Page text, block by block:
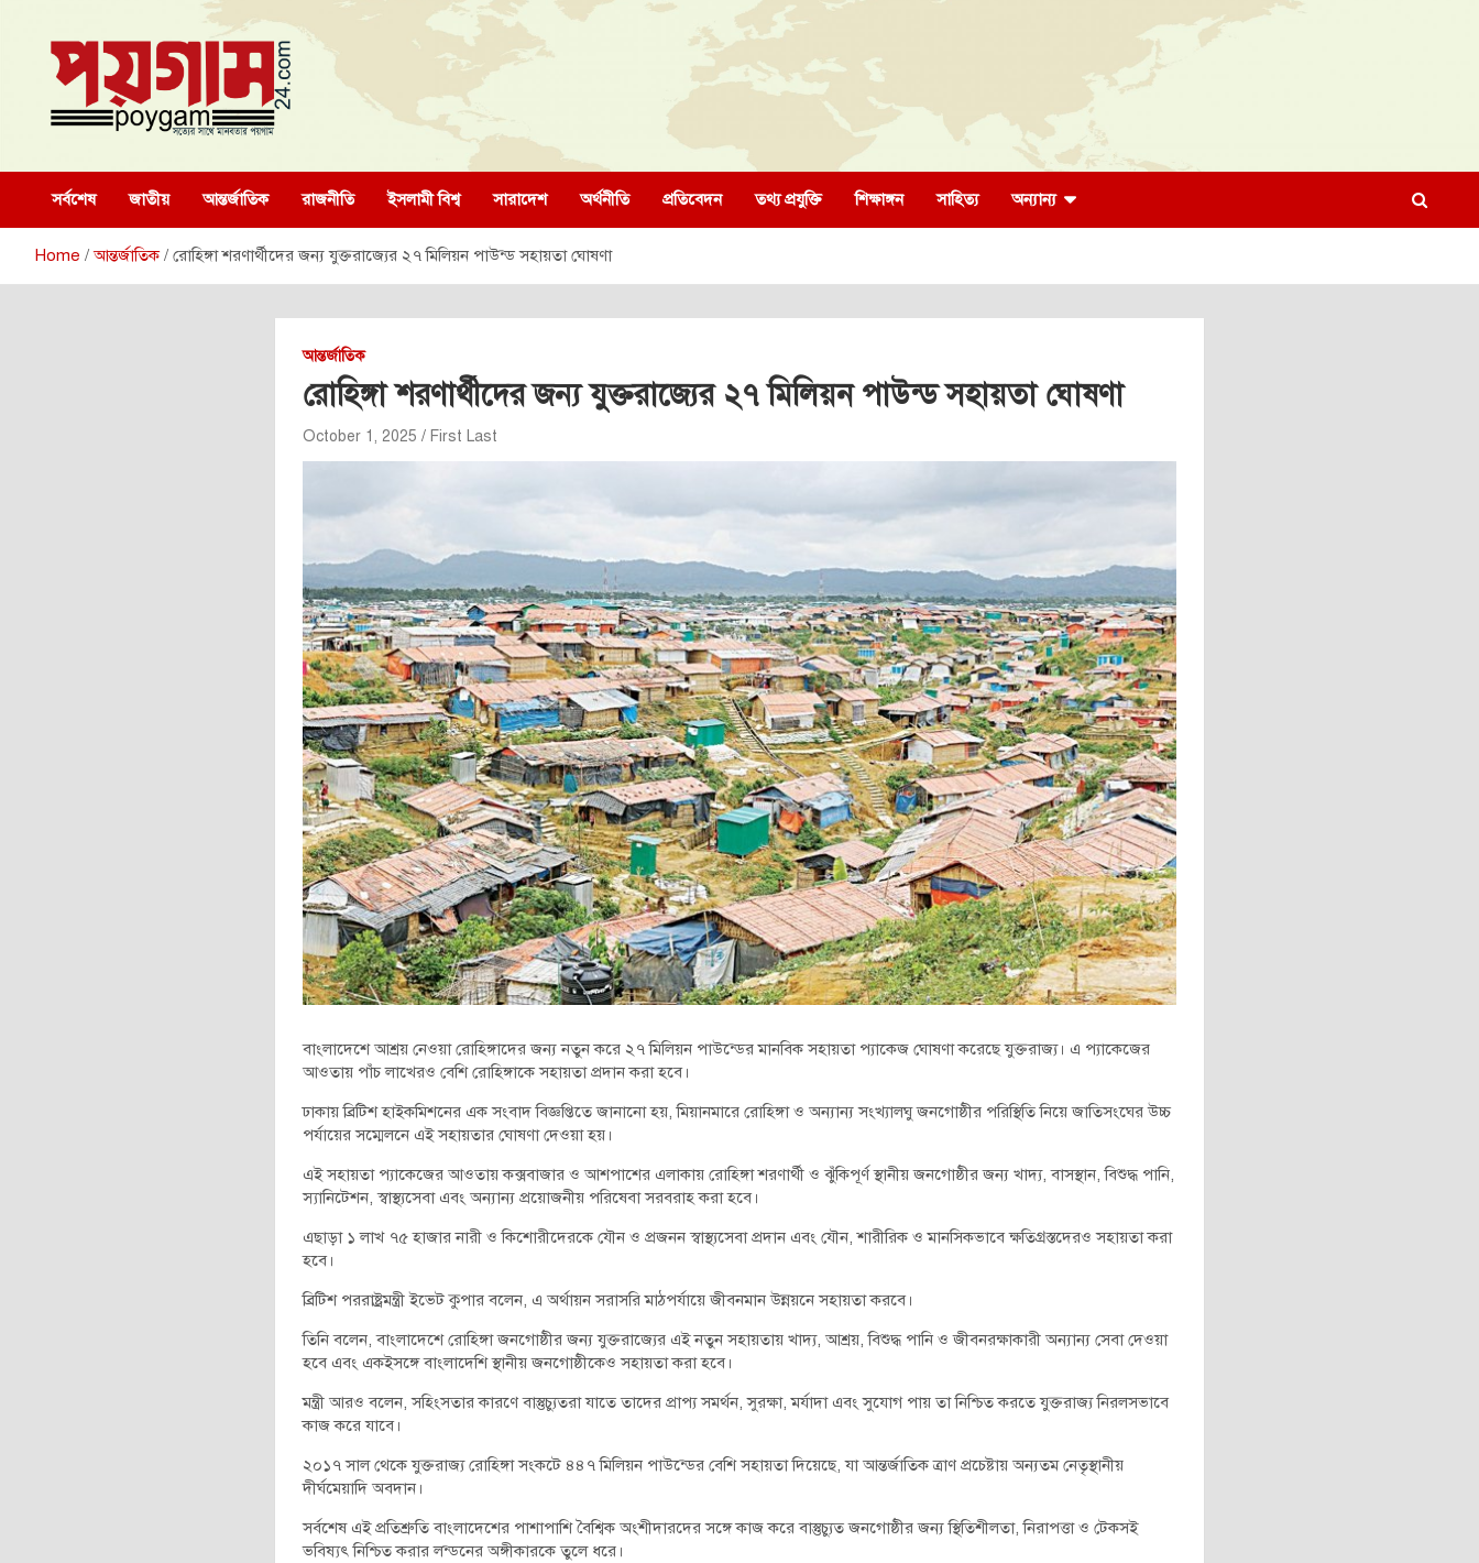
content
poygam24.com
সর্বশেষ জাতীয় আন্তর্জাতিক রাজনীতি ইসলামী বিশ্ব সারাদেশ অর্থনীতি প্রতিবেদন তথ্য প্রযুক্তি শিক্ষাঙ্গন সাহিত্য অন্যান্য
Home আন্তর্জাতিক রোহিঙ্গা শরণার্থীদের জন্য যুক্তরাজ্যের ২৭ মিলিয়ন পাউন্ড সহায়তা ঘোষণা
আন্তর্জাতিক
রোহিঙ্গা শরণার্থীদের জন্য যুক্তরাজ্যের ২৭ মিলিয়ন পাউন্ড সহায়তা ঘোষণা
October 1, 2025 First Last
বাংলাদেশে আশ্রয় নেওয়া রোহিঙ্গাদের জন্য নতুন করে ২৭ মিলিয়ন পাউন্ডের মানবিক সহায়তা প্যাকেজ ঘোষণা করেছে যুক্তরাজ্য। এ প্যাকেজের
আওতায় পাঁচ লাখেরও বেশি রোহিঙ্গাকে সহায়তা প্রদান করা হবে।
ঢাকায় ব্রিটিশ হাইকমিশনের এক সংবাদ বিজ্ঞপ্তিতে জানানো হয়, মিয়ানমারে রোহিঙ্গা ও অন্যান্য সংখ্যালঘু জনগোষ্ঠীর পরিস্থিতি নিয়ে জাতিসংঘের উচ্চ
পর্যায়ের সম্মেলনে এই সহায়তার ঘোষণা দেওয়া হয়।
এই সহায়তা প্যাকেজের আওতায় কক্সবাজার ও আশপাশের এলাকায় রোহিঙ্গা শরণার্থী ও ঝুঁকিপূর্ণ স্থানীয় জনগোষ্ঠীর জন্য খাদ্য, বাসস্থান, বিশুদ্ধ পানি,
স্যানিটেশন, স্বাস্থ্যসেবা এবং অন্যান্য প্রয়োজনীয় পরিষেবা সরবরাহ করা হবে।
এছাড়া ১ লাখ ৭৫ হাজার নারী ও কিশোরীদেরকে যৌন ও প্রজনন স্বাস্থ্যসেবা প্রদান এবং যৌন, শারীরিক ও মানসিকভাবে ক্ষতিগ্রস্তদেরও সহায়তা করা
হবে।
ব্রিটিশ পররাষ্ট্রমন্ত্রী ইভেট কুপার বলেন, এ অর্থায়ন সরাসরি মাঠপর্যায়ে জীবনমান উন্নয়নে সহায়তা করবে।
তিনি বলেন, বাংলাদেশে রোহিঙ্গা জনগোষ্ঠীর জন্য যুক্তরাজ্যের এই নতুন সহায়তায় খাদ্য, আশ্রয়, বিশুদ্ধ পানি ও জীবনরক্ষাকারী অন্যান্য সেবা দেওয়া
হবে এবং একইসঙ্গে বাংলাদেশি স্থানীয় জনগোষ্ঠীকেও সহায়তা করা হবে।
মন্ত্রী আরও বলেন, সহিংসতার কারণে বাস্তুচ্যুতরা যাতে তাদের প্রাপ্য সমর্থন, সুরক্ষা, মর্যাদা এবং সুযোগ পায় তা নিশ্চিত করতে যুক্তরাজ্য নিরলসভাবে
কাজ করে যাবে।
২০১৭ সাল থেকে যুক্তরাজ্য রোহিঙ্গা সংকটে ৪৪৭ মিলিয়ন পাউন্ডের বেশি সহায়তা দিয়েছে, যা আন্তর্জাতিক ত্রাণ প্রচেষ্টায় অন্যতম নেতৃস্থানীয়
দীর্ঘমেয়াদি অবদান।
সর্বশেষ এই প্রতিশ্রুতি বাংলাদেশের পাশাপাশি বৈশ্বিক অংশীদারদের সঙ্গে কাজ করে বাস্তুচ্যুত জনগোষ্ঠীর জন্য স্থিতিশীলতা, নিরাপত্তা ও টেকসই
ভবিষ্যৎ নিশ্চিত করার লন্ডনের অঙ্গীকারকে তুলে ধরে।